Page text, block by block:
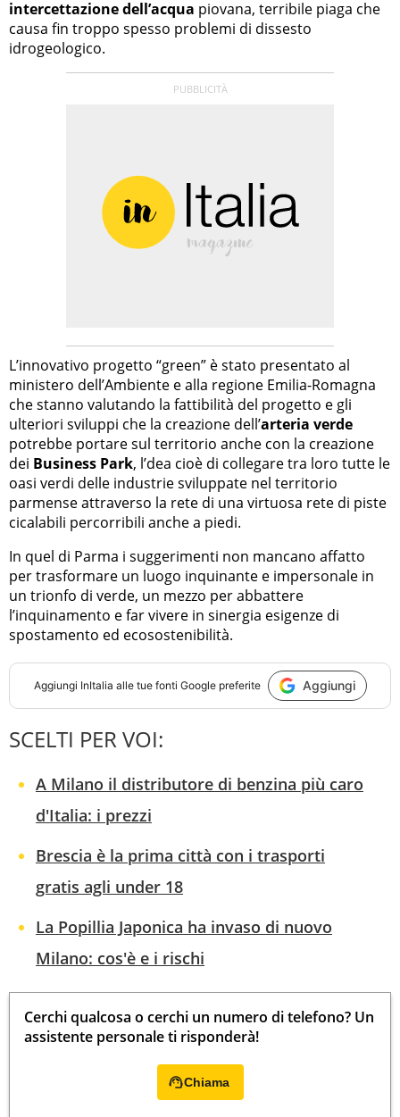
intercettazione dell’acqua piovana, terribile piaga che
causa fin troppo spesso problemi di dissesto
idrogeologico.
L’innovativo progetto “green” è stato presentato al
ministero dell’Ambiente e alla regione Emilia-Romagna
che stanno valutando la fattibilità del progetto e gli
ulteriori sviluppi che la creazione dell’arteria verde
potrebbe portare sul territorio anche con la creazione
dei Business Park, l’dea cioè di collegare tra loro tutte le
oasi verdi delle industrie sviluppate nel territorio
parmense attraverso la rete di una virtuosa rete di piste
cicalabili percorribili anche a piedi.
In quel di Parma i suggerimenti non mancano affatto
per trasformare un luogo inquinante e impersonale in
un trionfo di verde, un mezzo per abbattere
l’inquinamento e far vivere in sinergia esigenze di
spostamento ed ecosostenibilità.
Aggiungi InItalia alle tue fonti Google preferite Aggiungi
SCELTI PER VOI:
A Milano il distributore di benzina più caro
d'Italia: i prezzi
Brescia è la prima città con i trasporti
gratis agli under 18
La Popillia Japonica ha invaso di nuovo
Milano: cos'è e i rischi
Cerchi qualcosa o cerchi un numero di telefono? Un
assistente personale ti risponderà!
Chiama